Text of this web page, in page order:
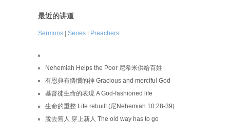
最近的讲道
Sermons | Series | Preachers
Nehemiah Helps the Poor 尼希米供给百姓
有恩典有憐憫的神 Gracious and merciful God
基督徒生命的表現 A God-fashioned life
生命的重整 Life rebuilt (尼Nehemiah 10:28-39)
脫去舊人 穿上新人 The old way has to go